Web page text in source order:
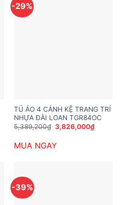
-29%
TỦ ÁO 4 CÁNH KỆ TRANG TRÍ
NHỰA ĐÀI LOAN TGR84OC
5,389,200₫ Giá
gốc
5,389,200₫.
3,826,000₫Giá
hiện
MUA NGAY
-39%